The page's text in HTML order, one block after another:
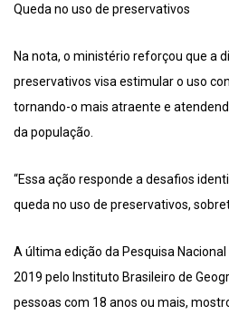
Queda no uso de preservativos
Na nota, o ministério reforçou que a
preservativos visa estimular o uso
tornando-o mais atraente e
da população.
“Essa ação responde a desafios
queda no uso de preservativos,
A última edição da Pesquisa
2019 pelo Instituto Brasileiro de
pessoas com 18 anos ou mais,